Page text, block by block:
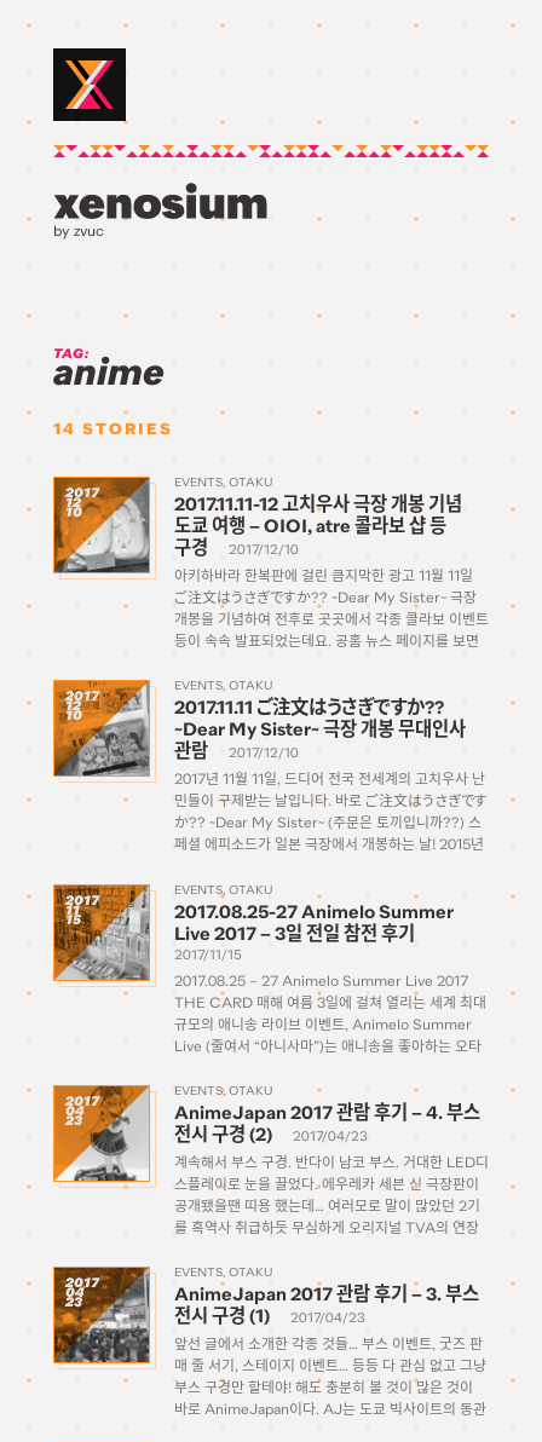
by zvuc
TAG:
anime
14 STORIES
2017
12
10
EVENTS OTAKU
2017.11.11-12 고치우사 극장 개봉 기념
도쿄 여행 – OIOI, atre 콜라보 샵 등
구경
2017/12/10
아키하바라 한복판에 걸린 큼지막한 광고 11월 11일
ご注文はうさぎですか?? ~Dear My Sister~ 극장
개봉을 기념하여 전후로 곳곳에서 각종 콜라보 이벤트
등이 속속 발표되었는데요. 공홈 뉴스 페이지를 보면
엄청나게 활발하게 기획되었습니다. ご注文はOIOI
ですか？？ 개최된 이벤트중 대표적으로 […]
2017
12
10
EVENTS OTAKU
2017.11.11 ご注文はうさぎですか??
~Dear My Sister~ 극장 개봉 무대인사
관람
2017/12/10
2017년 11월 11일, 드디어 전국 전세계의 고치우사 난
민들이 구제받는 날입니다. 바로 ご注文はうさぎです
か?? ~Dear My Sister~ (주문은 토끼입니까??) 스
페셜 에피소드가 일본 극장에서 개봉하는 날! 2015년
어! 11월 11일이라는 날은 고치우사 팬들에게는 특별
한 의미를 […]
2017
11
15
EVENTS OTAKU
2017.08.25-27 Animelo Summer
Live 2017 – 3일 전일 참전 후기
2017/11/15
2017.08.25 – 27 Animelo Summer Live 2017
THE CARD 매해 여름 3일에 걸쳐 열리는 세계 최대
규모의 애니송 라이브 이벤트, Animelo Summer
Live (줄여서 “아니사마”)는 애니송을 좋아하는 오타
남는 축제의 장이다. 애니송계의 최정상급 아티스트들
을 […]
2017
04
23
EVENTS OTAKU
AnimeJapan 2017 관람 후기 – 4. 부스
전시 구경 (2)
2017/04/23
계속해서 부스 구경. 반다이 남코 부스. 거대한 LED디
스플레이로 눈을 끌었다. 에우레카 세븐 신 극장판이
공개됐을땐 띠용 했는데… 여러모로 말이 많았던 2기
를 흑역사 취급하듯 무심하게 오리지널 TVA의 연장
대로 만족할만한 작품을 만들어줬으면 하는 마음이다.
[…]
2017
04
23
EVENTS OTAKU
AnimeJapan 2017 관람 후기 – 3. 부스
전시 구경 (1)
2017/04/23
앞선 글에서 소개한 각종 것들… 부스 이벤트, 굿즈 판
매 줄 서기, 스테이지 이벤트… 등등 다 관심 없고 그냥
부스 구경만 할테야! 해도 충분히 볼 것이 많은 것이
바로 AnimeJapan이다. AJ는 도쿄 빅사이트의 동관
전체를 사용하며, 번호가 A로 시작하는 부스들은 동1-